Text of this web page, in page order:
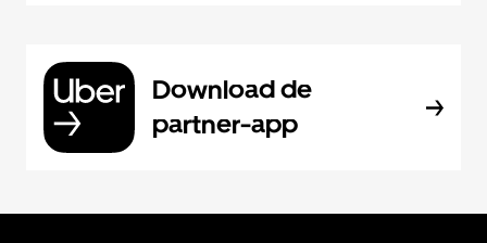
Download de
partner-app